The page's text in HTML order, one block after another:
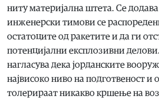
ниту материјална штета. Се
инженерски тимови се
остатоците од ракетите и да ги
потенцијални експлозивни
нагласува дека јорданските
највисоко ниво на подготвеност и
толерираат никакво кршење на